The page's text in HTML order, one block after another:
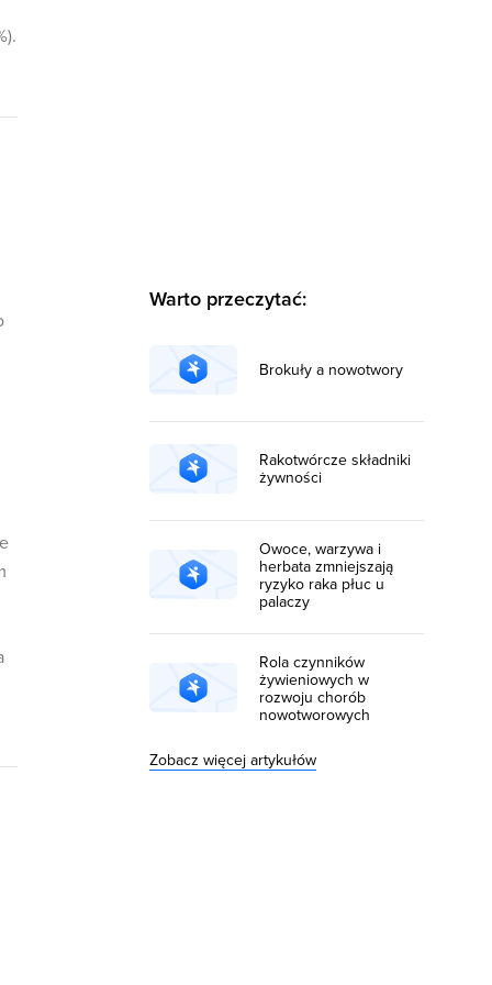
Warto przeczytać:
Brokuły a nowotwory
Rakotwórcze składniki
żywności
Owoce, warzywa i
herbata zmniejszają
ryzyko raka płuc u
palaczy
Rola czynników
żywieniowych w
rozwoju chorób
nowotworowych
Zobacz więcej artykułów